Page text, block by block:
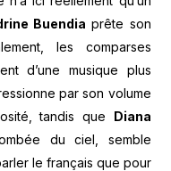
Buendia prête son
les comparses
d’une musique plus
par son volume
tandis que Diana
du ciel, semble
le français que pour